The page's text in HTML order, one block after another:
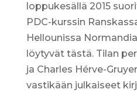
loppukesällä 2015
PDC-kurssin
Hellounissa
löytyvät tästä. Tilan
ja Charles Hérve-
vastikään julkaiseet